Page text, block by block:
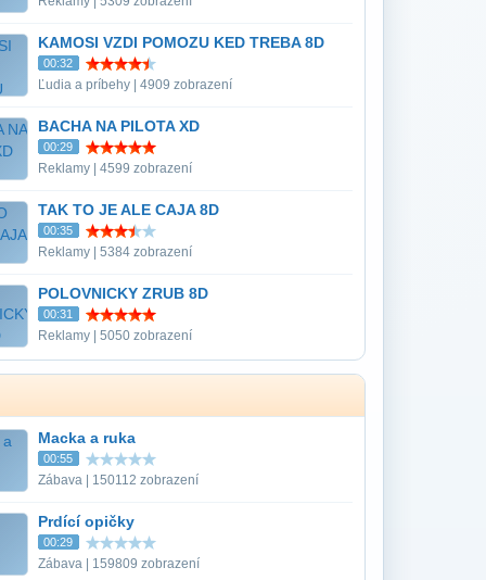
KAMOSI VZDI POMOZU KED TREBA 8D
00:32
Ľudia a príbehy | 4909 zobrazení
BACHA NA PILOTA XD
00:29
Reklamy | 4599 zobrazení
TAK TO JE ALE CAJA 8D
00:35
Reklamy | 5384 zobrazení
POLOVNICKY ZRUB 8D
00:31
Reklamy | 5050 zobrazení
Macka a ruka
00:55
Zábava | 150112 zobrazení
Prdící opičky
00:29
Zábava | 159809 zobrazení